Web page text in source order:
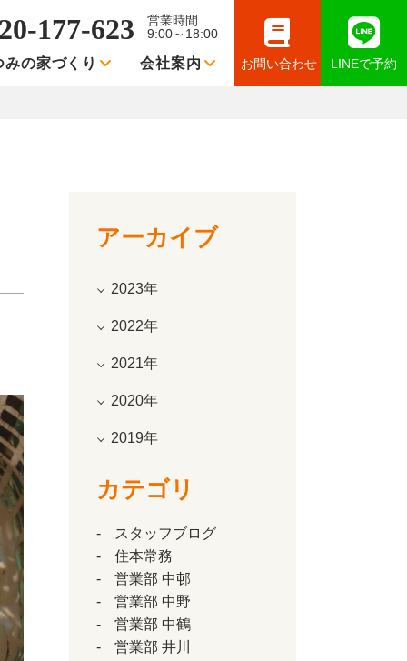
177-623
営業時間
9:00～18:00
みの家づくり 会社案内 お問い合わせ LINEで予約
アーカイブ
2023年
2022年
2021年
2020年
2019年
カテゴリ
スタッフブログ
住本常務
営業部 中邨
営業部 中野
営業部 中鶴
営業部 井川